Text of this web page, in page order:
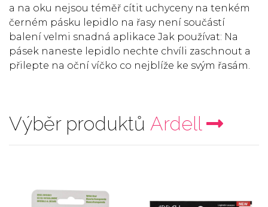
a na oku nejsou téměř cítit uchyceny na tenkém
černém pásku lepidlo na řasy není součástí
balení velmi snadná aplikace Jak používat: Na
pásek naneste lepidlo nechte chvíli zaschnout a
přilepte na oční víčko co nejblíže ke svým řasám.
Výběr produktů Ardell